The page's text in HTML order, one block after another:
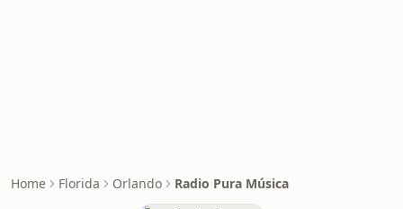
Home Florida Orlando Radio Pura Música